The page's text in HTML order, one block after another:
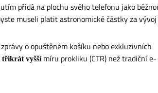
přidá na plochu svého telefonu jako
museli platit astronomické částky za vývoj
o opuštěném košíku nebo exkluzivních
třikrát vyššímíru prokliku (CTR) než tradiční e-